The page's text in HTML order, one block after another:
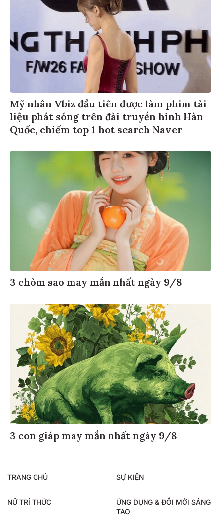
Mỹ nhân Vbiz đầu tiên được làm phim tài
liệu phát sóng trên đài truyền hình Hàn
Quốc, chiếm top 1 hot search Naver
3 chòm sao may mắn nhất ngày 9/8
3 con giáp may mắn nhất ngày 9/8
TRANG CHỦ SỰ KIỆN
NỮ TRÍ THỨC
ỨNG DỤNG & ĐỔI MỚI SÁNG
TẠO